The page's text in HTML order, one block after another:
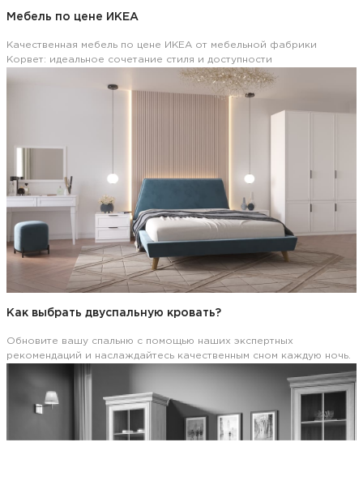
Мебель по цене ИКЕА
Качественная мебель по цене ИКЕА от мебельной фабрики
Корвет: идеальное сочетание стиля и доступности
Как выбрать двуспальную кровать?
Обновите вашу спальню с помощью наших экспертных
рекомендаций и наслаждайтесь качественным сном каждую ночь.